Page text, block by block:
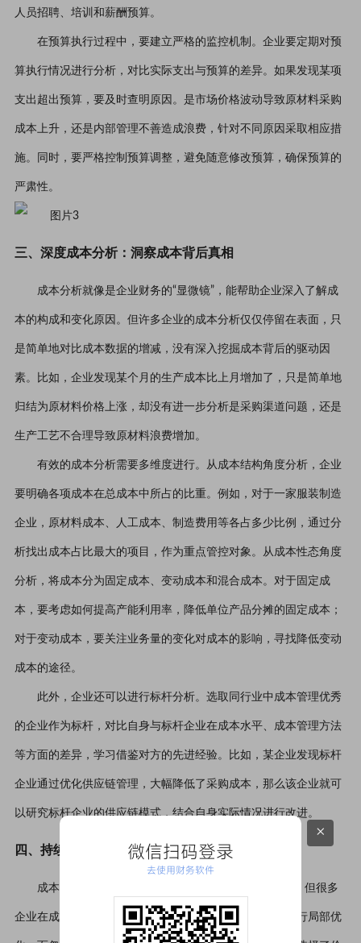
人员招聘、培训和薪酬预算。
在预算执行过程中，要建立严格的监控机制。企业要定期对预
算执行情况进行分析，对比实际支出与预算的差异。如果发现某项
支出超出预算，要及时查明原因。是市场价格波动导致原材料采购
成本上升，还是内部管理不善造成浪费，针对不同原因采取相应措
施。同时，要严格控制预算调整，避免随意修改预算，确保预算的
严肃性。
三、深度成本分析：洞察成本背后真相
成本分析就像是企业财务的“显微镜”，能帮助企业深入了解成
本的构成和变化原因。但许多企业的成本分析仅仅停留在表面，只
是简单地对比成本数据的增减，没有深入挖掘成本背后的驱动因
素。比如，企业发现某个月的生产成本比上月增加了，只是简单地
归结为原材料价格上涨，却没有进一步分析是采购渠道问题，还是
生产工艺不合理导致原材料浪费增加。
有效的成本分析需要多维度进行。从成本结构角度分析，企业
要明确各项成本在总成本中所占的比重。例如，对于一家服装制造
企业，原材料成本、人工成本、制造费用等各占多少比例，通过分
析找出成本占比最大的项目，作为重点管控对象。从成本性态角度
分析，将成本分为固定成本、变动成本和混合成本。对于固定成
本，要考虑如何提高产能利用率，降低单位产品分摊的固定成本；
对于变动成本，要关注业务量的变化对成本的影响，寻找降低变动
成本的途径。
此外，企业还可以进行标杆分析。选取同行业中成本管理优秀
的企业作为标杆，对比自身与标杆企业在成本水平、成本管理方法
等方面的差异，学习借鉴对方的先进经验。比如，某企业发现标杆
企业通过优化供应链管理，大幅降低了采购成本，那么该企业就可
以研究标杆企业的供应链模式，结合自身实际情况进行改进。
四、持续成本优化：提升企业竞争力
成本优化是企业在市场竞争中保持优势的“秘密武器”。但很多
企业在成本优化方面缺乏系统性思维，只是在某个环节进行局部优
微信扫码登录
去使用财务软件
×